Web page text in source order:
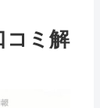
コミ解